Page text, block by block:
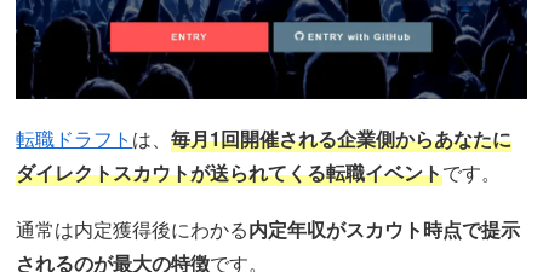
転職ドラフト は、毎月1回開催される企業側からあなたに
ダイレクトスカウトが送られてくる転職イベントです。
通常は内定獲得後にわかる内定年収がスカウト時点で提示
されるのが最大の特徴です。